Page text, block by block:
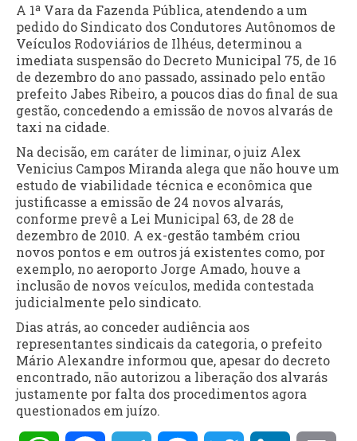
A 1ª Vara da Fazenda Pública, atendendo a um
pedido do Sindicato dos Condutores Autônomos de
Veículos Rodoviários de Ilhéus, determinou a
imediata suspensão do Decreto Municipal 75, de 16
de dezembro do ano passado, assinado pelo então
prefeito Jabes Ribeiro, a poucos dias do final de sua
gestão, concedendo a emissão de novos alvarás de
taxi na cidade.
Na decisão, em caráter de liminar, o juiz Alex
Venicius Campos Miranda alega que não houve um
estudo de viabilidade técnica e econômica que
justificasse a emissão de 24 novos alvarás,
conforme prevê a Lei Municipal 63, de 28 de
dezembro de 2010. A ex-gestão também criou
novos pontos e em outros já existentes como, por
exemplo, no aeroporto Jorge Amado, houve a
inclusão de novos veículos, medida contestada
judicialmente pelo sindicato.
Dias atrás, ao conceder audiência aos
representantes sindicais da categoria, o prefeito
Mário Alexandre informou que, apesar do decreto
encontrado, não autorizou a liberação dos alvarás
justamente por falta dos procedimentos agora
questionados em juízo.